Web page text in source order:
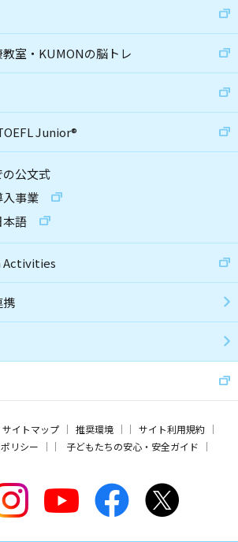
室・KUMONの脳トレ
Junior®
公文式
事業
本語
Activities
携
サイトマップ 推奨環境
サイト利用規約
リシー
子どもたちの安心・安全ガイド